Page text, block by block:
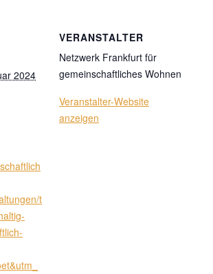
2024
t
VERANSTALTER
Netzwerk Frankfurt für
gemeinschaftliches Wohnen
Veranstalter-Website
anzeigen